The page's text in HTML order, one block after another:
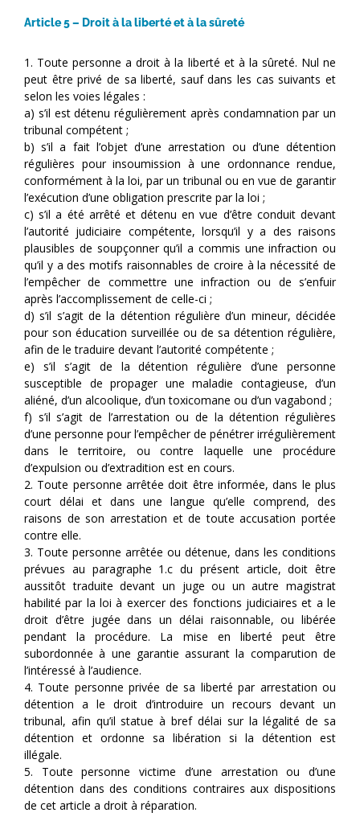
Article 5 – Droit à la liberté et à la sûreté
1. Toute personne a droit à la liberté et à la sûreté. Nul ne
peut être privé de sa liberté, sauf dans les cas suivants et
selon les voies légales :
a) s’il est détenu régulièrement après condamnation par un
tribunal compétent ;
b) s’il a fait l’objet d’une arrestation ou d’une détention
régulières pour insoumission à une ordonnance rendue,
conformément à la loi, par un tribunal ou en vue de garantir
l’exécution d’une obligation prescrite par la loi ;
c) s’il a été arrêté et détenu en vue d’être conduit devant
l’autorité judiciaire compétente, lorsqu’il y a des raisons
plausibles de soupçonner qu’il a commis une infraction ou
qu’il y a des motifs raisonnables de croire à la nécessité de
l’empêcher de commettre une infraction ou de s’enfuir
après l’accomplissement de celle-ci ;
d) s’il s’agit de la détention régulière d’un mineur, décidée
pour son éducation surveillée ou de sa détention régulière,
afin de le traduire devant l’autorité compétente ;
e) s’il s’agit de la détention régulière d’une personne
susceptible de propager une maladie contagieuse, d’un
aliéné, d’un alcoolique, d’un toxicomane ou d’un vagabond ;
f) s’il s’agit de l’arrestation ou de la détention régulières
d’une personne pour l’empêcher de pénétrer irrégulièrement
dans le territoire, ou contre laquelle une procédure
d’expulsion ou d’extradition est en cours.
2. Toute personne arrêtée doit être informée, dans le plus
court délai et dans une langue qu’elle comprend, des
raisons de son arrestation et de toute accusation portée
contre elle.
3. Toute personne arrêtée ou détenue, dans les conditions
prévues au paragraphe 1.c du présent article, doit être
aussitôt traduite devant un juge ou un autre magistrat
habilité par la loi à exercer des fonctions judiciaires et a le
droit d’être jugée dans un délai raisonnable, ou libérée
pendant la procédure. La mise en liberté peut être
subordonnée à une garantie assurant la comparution de
l’intéressé à l’audience.
4. Toute personne privée de sa liberté par arrestation ou
détention a le droit d’introduire un recours devant un
tribunal, afin qu’il statue à bref délai sur la légalité de sa
détention et ordonne sa libération si la détention est
illégale.
5. Toute personne victime d’une arrestation ou d’une
détention dans des conditions contraires aux dispositions
de cet article a droit à réparation.